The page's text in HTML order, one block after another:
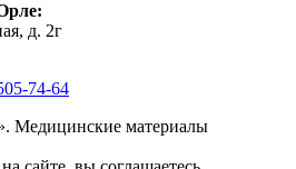
д. 2г
74-64
Медицинские материалы